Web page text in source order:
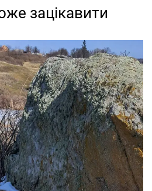
зацікавити